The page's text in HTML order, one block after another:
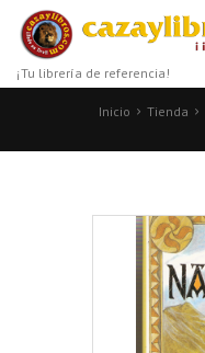
¡Tu librería de referencia!
Inicio Tienda